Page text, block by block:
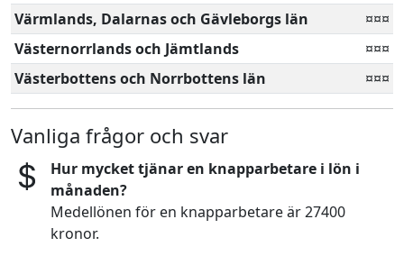
Värmlands, Dalarnas och Gävleborgs län
¤¤¤
Västernorrlands och Jämtlands
¤¤¤
Västerbottens och Norrbottens län
¤¤¤
Vanliga frågor och svar
Hur mycket tjänar en knapparbetare i lön i
månaden?
Medellönen för en knapparbetare är 27400
kronor.